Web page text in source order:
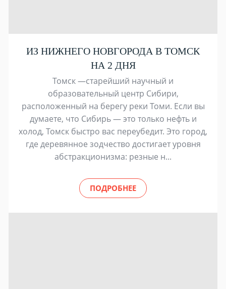
ИЗ НИЖНЕГО НОВГОРОДА В ТОМСК
НА 2 ДНЯ
Томск —старейший научный и
образовательный центр Сибири,
расположенный на берегу реки Томи. Если вы
думаете, что Сибирь — это только нефть и
холод, Томск быстро вас переубедит. Это город,
где деревянное зодчество достигает уровня
абстракционизма: резные н...
ПОДРОБНЕЕ